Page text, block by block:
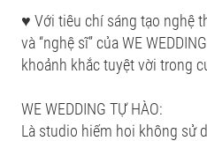
♥ Với tiêu chí sáng tạo nghệ
và “nghệ sĩ” của WE
khoảnh khắc tuyệt vời trong
WE WEDDING TỰ HÀO:
Là studio hiếm hoi không sử